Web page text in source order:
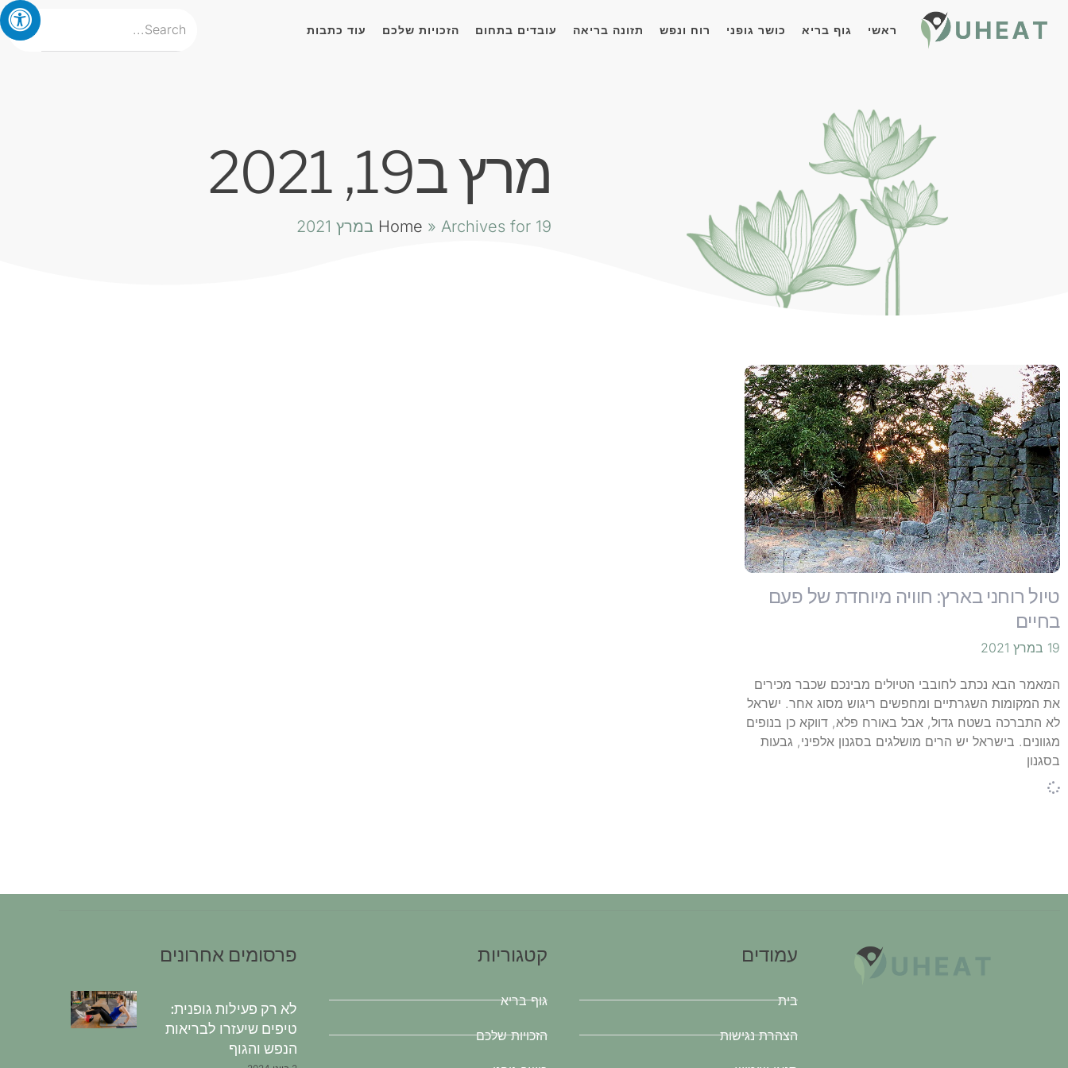
ראשי גוף בריא כושר גופני רוח ונפש תזונה בריאה עובדים בתחום הזכויות שלכם עוד כתבות
מרץ ב19, 2021
Home » Archives for 19 במרץ 2021
טיול רוחני בארץ: חוויה מיוחדת של פעם
בחיים
19 במרץ 2021
המאמר הבא נכתב לחובבי הטיולים מבינכם שכבר מכירים
את המקומות השגרתיים ומחפשים ריגוש מסוג אחר. ישראל
לא התברכה בשטח גדול, אבל באורח פלא, דווקא כן בנופים
מגוונים. בישראל יש הרים מושלגים בסגנון אלפיני, גבעות
בסגנון
עמודים
בית
הצהרת נגישות
קטגוריות
גוף בריא
הזכויות שלכם
פרסומים אחרונים
לא רק פעילות גופנית:
טיפים שיעזרו לבריאות
הנפש והגוף